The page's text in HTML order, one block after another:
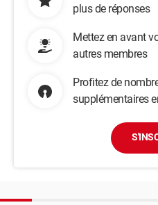
plus de réponses
Mettez en avant
autres membres
Profitez de
supplémentaires